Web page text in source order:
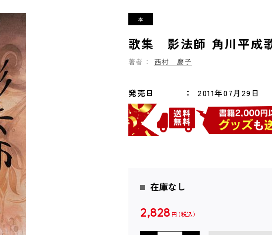
歌集 影法師 角川平成
著者： 西村 慶子
発売日 2011年07月29日
在庫なし
2,828 円